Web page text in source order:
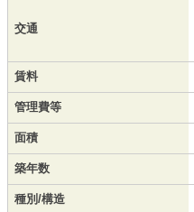
交通
賃料
管理費等
面積
築年数
種別/構造